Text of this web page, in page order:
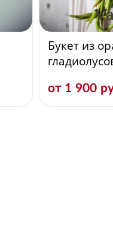
Букет из
от 1 900